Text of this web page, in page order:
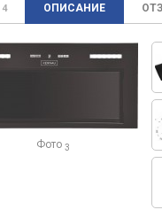
4 ОПИСАНИЕ
Фото 3